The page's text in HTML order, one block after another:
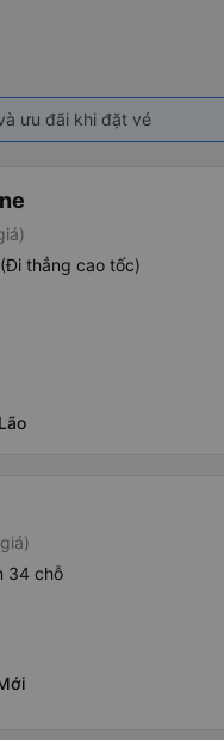
ưu đãi khi đặt vé
thẳng cao tốc)
34 chỗ